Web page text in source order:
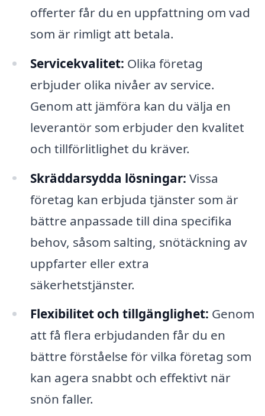
offerter får du en uppfattning om vad
som är rimligt att betala.
Servicekvalitet: Olika företag
erbjuder olika nivåer av service.
Genom att jämföra kan du välja en
leverantör som erbjuder den kvalitet
och tillförlitlighet du kräver.
Skräddarsydda lösningar: Vissa
företag kan erbjuda tjänster som är
bättre anpassade till dina specifika
behov, såsom salting, snötäckning av
uppfarter eller extra
säkerhetstjänster.
Flexibilitet och tillgänglighet: Genom
att få flera erbjudanden får du en
bättre förståelse för vilka företag som
kan agera snabbt och effektivt när
snön faller.